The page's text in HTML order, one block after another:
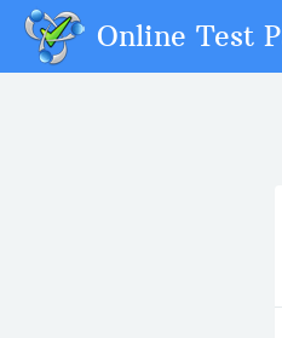
Online Test